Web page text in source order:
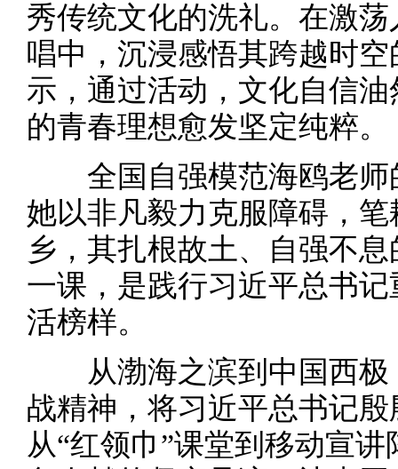
秀传统文化的洗礼。在激
唱中，沉浸感悟其跨越时
示，通过活动，文化自信
的青春理想愈发坚定纯粹。
全国自强模范海鸥老师
她以非凡毅力克服障碍，
乡，其扎根故土、自强不
一课，是践行习近平总书
活榜样。
从渤海之滨到中国西极
战精神，将习近平总书记
从“红领巾”课堂到移动宣